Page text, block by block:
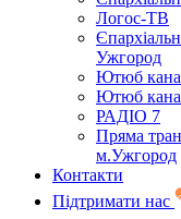
Логос-ТВ
Ужгород
Ютюб
Ютюб
РАДІО 7
Пряма
м.Ужгород
Контакти
Підтримати нас